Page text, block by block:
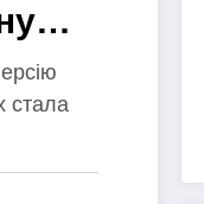
стала